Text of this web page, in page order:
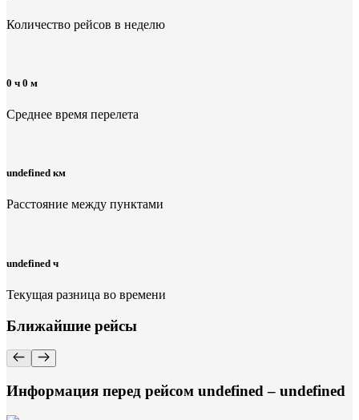
Количество рейсов в неделю
0 ч 0 м
Среднее время перелета
undefined км
Расстояние между пунктами
undefined ч
Текущая разница во времени
Ближайшие рейсы
Информация перед рейсом undefined – undefined